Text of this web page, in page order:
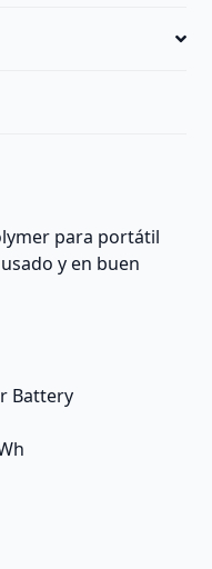
para portátil
y en buen
Battery